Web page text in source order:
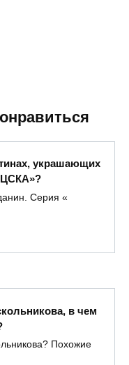
украшающих
Серия «
в чем
Похожие